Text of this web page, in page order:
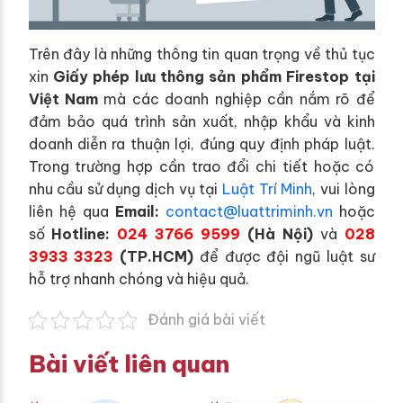
Trên đây là những thông tin quan trọng về thủ tục
xin Giấy phép lưu thông sản phẩm Firestop tại
Việt Nammà các doanh nghiệp cần nắm rõ để
đảm bảo quá trình sản xuất, nhập khẩu và kinh
doanh diễn ra thuận lợi, đúng quy định pháp luật.
Trong trường hợp cần trao đổi chi tiết hoặc có
nhu cầu sử dụng dịch vụ tại Luật Trí Minh, vui lòng
liên hệ qua Email: contact@luattriminh.vn hoặc
số Hotline: 024 3766 9599 (Hà Nội) và 028
3933 3323 (TP.HCM) để được đội ngũ luật sư
hỗ trợ nhanh chóng và hiệu quả.
Đánh giá bài viết
Bài viết liên quan